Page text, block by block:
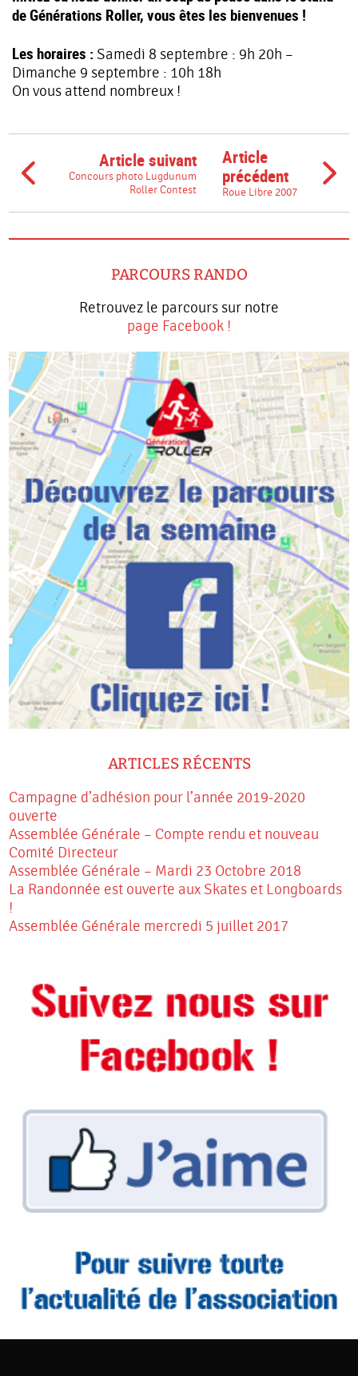
de Générations Roller, vous êtes les bienvenues !
Les horaires : Samedi 8 septembre : 9h 20h –
Dimanche 9 septembre : 10h 18h
On vous attend nombreux !
Article suivant
Concours photo Lugdunum
Roller Contest
Article
précédent
Roue Libre 2007
PARCOURS RANDO
Retrouvez le parcours sur notre
page Facebook !
ARTICLES RÉCENTS
Campagne d’adhésion pour l’année 2019-2020
ouverte
Assemblée Générale – Compte rendu et nouveau
Comité Directeur
Assemblée Générale – Mardi 23 Octobre 2018
La Randonnée est ouverte aux Skates et Longboards
!
Assemblée Générale mercredi 5 juillet 2017